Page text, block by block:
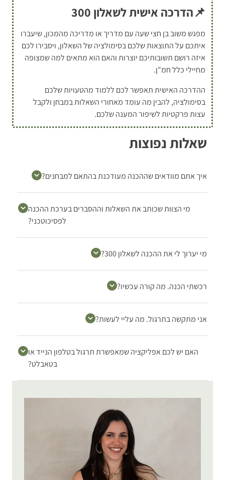
📌הדרכה אישית לשאלון 300
מפגש משוב בן חצי שעה עם מדריך או מדריכה מהמכון, שיעברו
איתכם על התוצאות שלכם בסימולציה של השאלון, ויסבירו לכם
איזה רושם תשובותיכם יוצרות והאם הוא מתאים למה שמצופה
מחיילי כלל חמ"ן.
ההדרכה האישית תאפשר לכם ללמוד מהטעויות שלכם
בסימולציה, להבין מה עומד מאחורי השאלות במבחן ולקבל
עצות פרקטיות לשיפור המענה שלכם.
שאלות נפוצות
איך אתם מוודאים שההכנה מעודכנת בהתאם למבחנים?
מי הצוות שכותב את השאלות וההסברים בערכת ההכנה
לפסיכוטכני?
מי יערוך לי את ההכנה לשאלון 300?
רכשתי הכנה. מה קורה עכשיו?
אני מתקשה בתרגול. מה עליי לעשות?
האם יש לכם אפליקציה שמאפשרת תרגול בטלפון הנייד או
בטאבלט?